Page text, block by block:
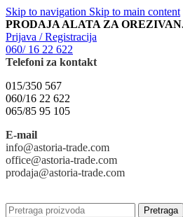
Skip to navigation Skip to main content
PRODAJA ALATA ZA
Prijava / Registracija
060/ 16 22 622
Telefoni za kontakt
015/350 567
060/16 22 622
065/85 95 105
E-mail
info@astoria-trade.com
office@astoria-trade.com
prodaja@astoria-trade.com
Pretraga